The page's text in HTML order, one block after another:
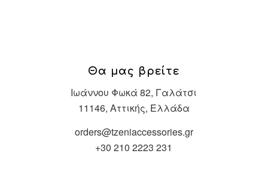
Θα μας βρείτε
Ιωάννου Φωκά 82, Γαλάτσι
11146, Αττικής, Ελλάδα
orders@tzeniaccessories.gr
+30 210 2223 231